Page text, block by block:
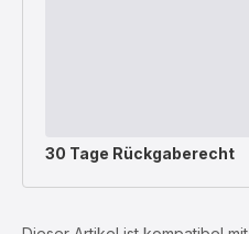
30 Tage Rückgaberecht